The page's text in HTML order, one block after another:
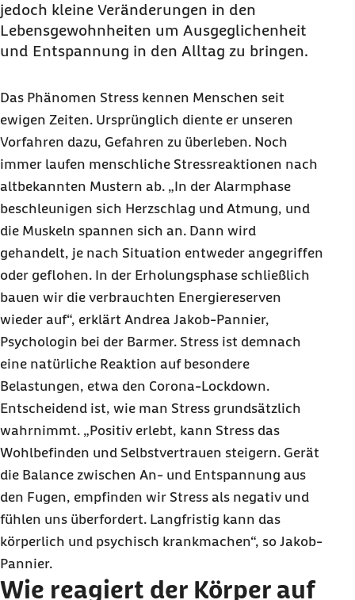
jedoch kleine Veränderungen in den
Lebensgewohnheiten um Ausgeglichenheit
und Entspannung in den Alltag zu bringen.
Das Phänomen Stress kennen Menschen seit
ewigen Zeiten. Ursprünglich diente er unseren
Vorfahren dazu, Gefahren zu überleben. Noch
immer laufen menschliche Stressreaktionen nach
altbekannten Mustern ab. „In der Alarmphase
beschleunigen sich Herzschlag und Atmung, und
die Muskeln spannen sich an. Dann wird
gehandelt, je nach Situation entweder angegriffen
oder geflohen. In der Erholungsphase schließlich
bauen wir die verbrauchten Energiereserven
wieder auf“, erklärt Andrea Jakob-Pannier,
Psychologin bei der Barmer. Stress ist demnach
eine natürliche Reaktion auf besondere
Belastungen, etwa den Corona-Lockdown.
Entscheidend ist, wie man Stress grundsätzlich
wahrnimmt. „Positiv erlebt, kann Stress das
Wohlbefinden und Selbstvertrauen steigern. Gerät
die Balance zwischen An- und Entspannung aus
den Fugen, empfinden wir Stress als negativ und
fühlen uns überfordert. Langfristig kann das
körperlich und psychisch krankmachen“, so Jakob-
Pannier.
Wie reagiert der Körper auf